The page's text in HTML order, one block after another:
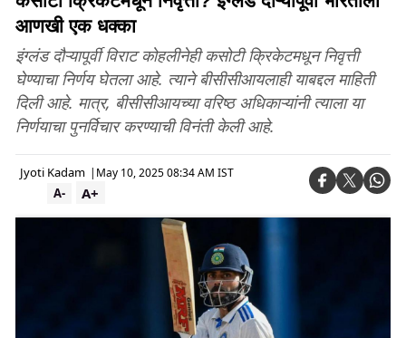
आणखी एक धक्का
इंग्लंड दौऱ्यापूर्वी विराट कोहलीनेही कसोटी क्रिकेटमधून निवृत्ती
घेण्याचा निर्णय घेतला आहे. त्याने बीसीसीआयलाही याबद्दल माहिती
दिली आहे. मात्र, बीसीसीआयच्या वरिष्ठ अधिकाऱ्यांनी त्याला या
निर्णयाचा पुनर्विचार करण्याची विनंती केली आहे.
Jyoti Kadam | May 10, 2025 08:34 AM IST
A+
A-